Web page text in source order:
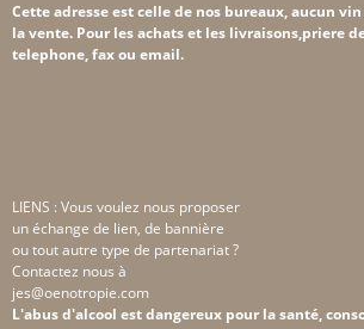
Cette adresse est celle de nos bureaux, aucun
la vente. Pour les achats et les livraisons,priere
telephone, fax ou email.
LIENS : Vous voulez nous proposer
un échange de lien, de bannière
ou tout autre type de partenariat ?
Contactez nous à
jes@oenotropie.com
L'abus d'alcool est dangereux pour la santé,